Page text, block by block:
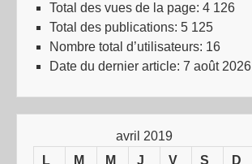
Total des vues de la page: 4 126
Total des publications: 5 125
Nombre total d’utilisateurs: 16
Date du dernier article: 7 août 2026
avril 2019
L
M M J V S D